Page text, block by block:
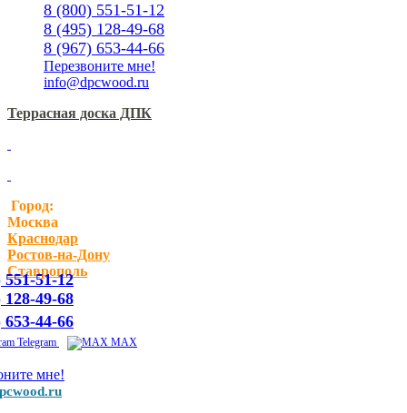
8 (800) 551-51-12
8 (495) 128-49-68
8 (967) 653-44-66
Перезвоните мне!
info@dpcwood.ru
Террасная доска ДПК
Город:
Москва
Краснодар
Ростов-на-Дону
Ставрополь
551-51-12
128-49-68
653-44-66
Telegram MAX
мне!